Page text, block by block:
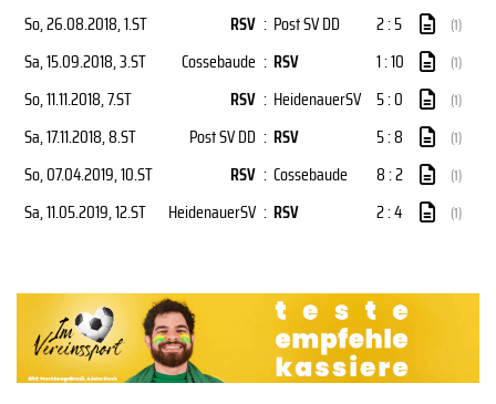
So, 26.08.2018, 1.ST RSV : Post SV DD 2 : 5 (1)
Sa, 15.09.2018, 3.ST Cossebaude : RSV 1 : 10 (1)
So, 11.11.2018, 7.ST RSV : HeidenauerSV 5 : 0 (1)
Sa, 17.11.2018, 8.ST Post SV DD : RSV 5 : 8 (1)
So, 07.04.2019, 10.ST RSV : Cossebaude 8 : 2 (1)
Sa, 11.05.2019, 12.ST HeidenauerSV : RSV 2 : 4 (1)